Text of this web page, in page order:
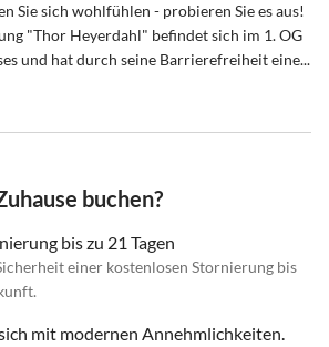
Sie sich wohlfühlen - probieren Sie es aus!
"Thor Heyerdahl" befindet sich im 1. OG
und hat durch seine Barrierefreiheit eine...
buchen?
bis zu 21 Tagen
einer kostenlosen Stornierung bis
mit modernen Annehmlichkeiten.